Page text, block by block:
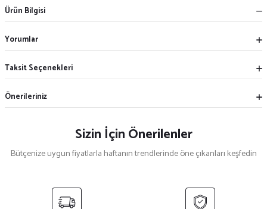
Ürün Bilgisi
Yorumlar
Taksit Seçenekleri
Önerileriniz
Sizin İçin Önerilenler
Bütçenize uygun fiyatlarla haftanın trendlerinde öne çıkanları keşfedin
Nikah Şekeri Hediyeliği Metal Ayna Magnet Nks-01